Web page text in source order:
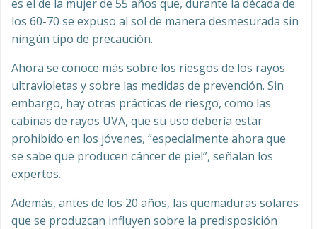
es el de la mujer de 55 años que, durante la década de
los 60-70 se expuso al sol de manera desmesurada sin
ningún tipo de precaución.
Ahora se conoce más sobre los riesgos de los rayos
ultravioletas y sobre las medidas de prevención. Sin
embargo, hay otras prácticas de riesgo, como las
cabinas de rayos UVA, que su uso debería estar
prohibido en los jóvenes, “especialmente ahora que
se sabe que producen cáncer de piel”, señalan los
expertos.
Además, antes de los 20 años, las quemaduras solares
que se produzcan influyen sobre la predisposición